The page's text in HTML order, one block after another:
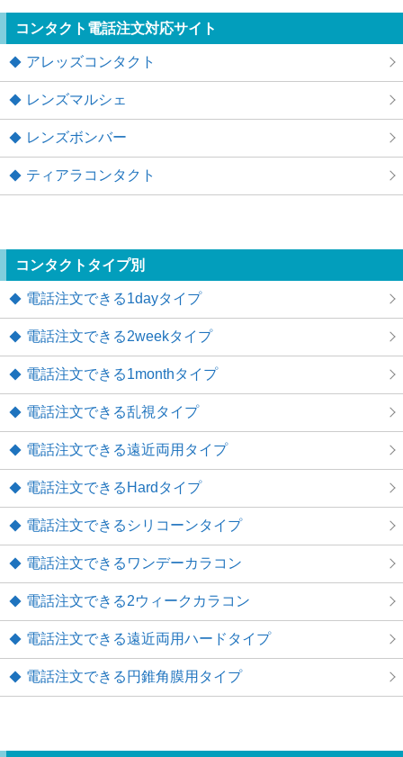
コンタクト電話注文対応サイト
アレッズコンタクト
レンズマルシェ
レンズボンバー
ティアラコンタクト
コンタクトタイプ別
電話注文できる1dayタイプ
電話注文できる2weekタイプ
電話注文できる1monthタイプ
電話注文できる乱視タイプ
電話注文できる遠近両用タイプ
電話注文できるHardタイプ
電話注文できるシリコーンタイプ
電話注文できるワンデーカラコン
電話注文できる2ウィークカラコン
電話注文できる遠近両用ハードタイプ
電話注文できる円錐角膜用タイプ